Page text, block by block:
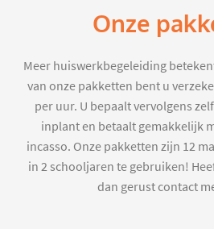
Onze
Meer huiswerkbegeleiding
van onze pakketten bent u
per uur. U bepaalt vervolgens
inplant en betaalt gemakkelijk
incasso. Onze pakketten zijn 12
in 2 schooljaren te gebruiken!
dan gerust contact